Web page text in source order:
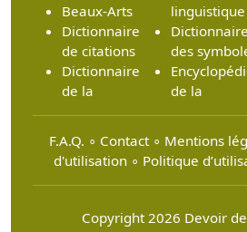
Beaux-Arts
Dictionnaire
de citations
Dictionnaire
de la
linguistique
Dictionnaire
des
de la
F.A.Q. ∘ Contact ∘ Mentions
d'utilisation∘ Politique
Copyright 2026 Devoir